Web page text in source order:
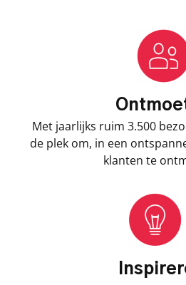
Met jaarlijks ruim 3.500
de plek om, in een
klanten te